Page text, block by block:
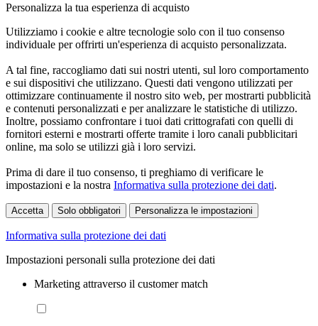
Personalizza la tua esperienza di acquisto
Utilizziamo i cookie e altre tecnologie solo con il tuo consenso
individuale per offrirti un'esperienza di acquisto personalizzata.
A tal fine, raccogliamo dati sui nostri utenti, sul loro comportamento
e sui dispositivi che utilizzano. Questi dati vengono utilizzati per
ottimizzare continuamente il nostro sito web, per mostrarti pubblicità
e contenuti personalizzati e per analizzare le statistiche di utilizzo.
Inoltre, possiamo confrontare i tuoi dati crittografati con quelli di
fornitori esterni e mostrarti offerte tramite i loro canali pubblicitari
online, ma solo se utilizzi già i loro servizi.
Prima di dare il tuo consenso, ti preghiamo di verificare le
impostazioni e la nostra Informativa sulla protezione dei dati.
Accetta Solo obbligatori Personalizza le impostazioni
Informativa sulla protezione dei dati
Impostazioni personali sulla protezione dei dati
Marketing attraverso il customer match